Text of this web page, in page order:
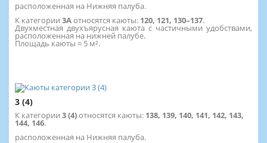
расположенная на Нижняя палуба.
К категории 3Аотносятся каюты: 120, 121, 130–137.
Двухместная двухъярусная каюта с частичными удобствами,
расположенная на нижней палубе.
Площадь каюты ≈ 5 м².
3 (4)
К категории 3 (4)относятся каюты: 138, 139, 140, 141, 142, 143,
144, 146.
расположенная на Нижняя палуба.